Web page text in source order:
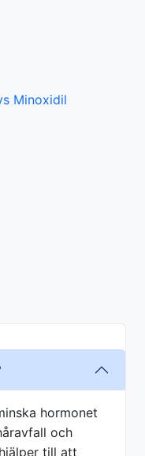
Minoxidil
hormonet
och
till att